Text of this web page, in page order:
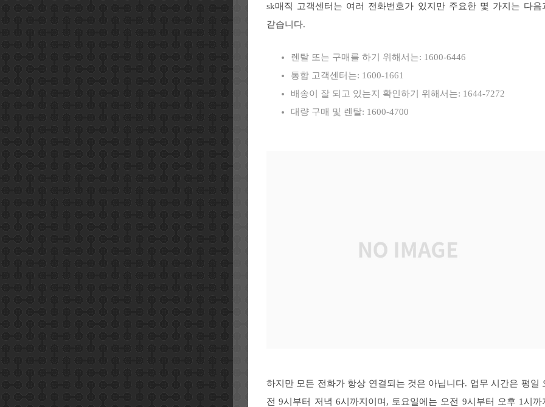
sk매직 고객센터는 여러 전화번호가 있지만 주요한 몇 가지는 다음
같습니다.
렌탈 또는 구매를 하기 위해서는: 1600-6446
통합 고객센터는: 1600-1661
배송이 잘 되고 있는지 확인하기 위해서는: 1644-7272
대량 구매 및 렌탈: 1600-4700
하지만 모든 전화가 항상 연결되는 것은 아닙니다. 업무 시간은 평일
전 9시부터 저녁 6시까지이며, 토요일에는 오전 9시부터 오후 1시까